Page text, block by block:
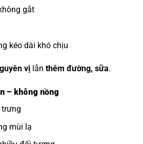
gắt
kéo dài khó chịu
vị lẫn thêm đường, sữa.
– không nồng
mùi lạ